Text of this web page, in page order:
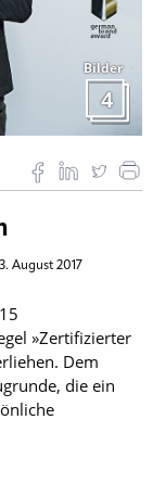
Bilder
4
August 2017
»Zertifizierter
Dem
die ein